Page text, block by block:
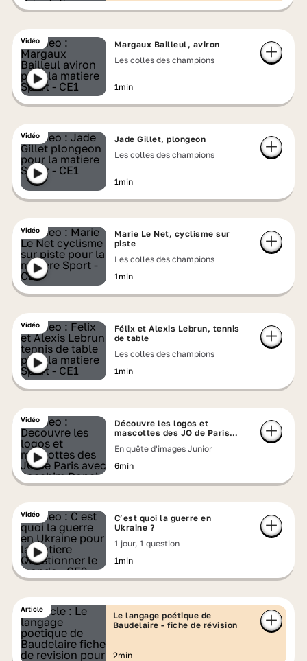
Vidéo
Margaux Bailleul, aviron
Les colles des champions
1min
Vidéo
Jade Gillet, plongeon
Les colles des champions
1min
Vidéo
Marie Le Net, cyclisme sur
piste
Les colles des champions
1min
Vidéo
Félix et Alexis Lebrun, tennis
de table
Les colles des champions
1min
Vidéo
Découvre les logos et
mascottes des JO de Paris
En quête d'images Junior
6min
Vidéo
C’est quoi la guerre en
Ukraine ?
1 jour, 1 question
1min
Article
Le langage poétique de
Baudelaire - fiche de révision
2min